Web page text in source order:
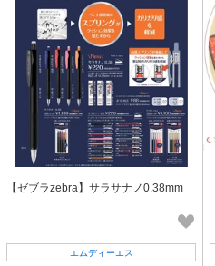
【ゼブラzebra】サラサナノ0.38mm
エムディーエス